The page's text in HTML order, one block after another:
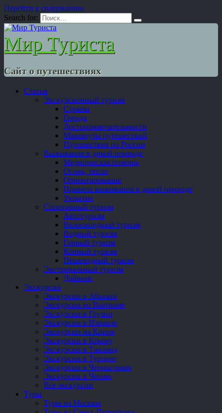
Перейти к содержанию
Search for:
Мир Туриста
Сайт о путешествиях
Статьи
Экскурсионный туризм
Страны
Города
Достопримечательности
Маршруты путешествий
Путешествия по России
Выживание в дикой природе
Медицинская помощь
Огонь, тепло
Ориентирование
Правила выживания в дикой природе
Укрытие
Спортивный туризм
Автотуризм
Велосипедный туризм
Водный туризм
Горный туризм
Конный туризм
Пешеходный туризм
Экстремальный туризм
Дайвинг
Экскурсии
Экскурсии в Абхазии
Экскурсии во Вьетнаме
Экскурсии в Грузии
Экскурсии в Израиле
Экскурсии на Кипре
Экскурсии в Крыму
Экскурсии в Таиланд
Экскурсии в Турцию
Экскурсии в Черногорию
Экскурсии в Чехию
Все экскурсии
Туры
Туры из Москвы